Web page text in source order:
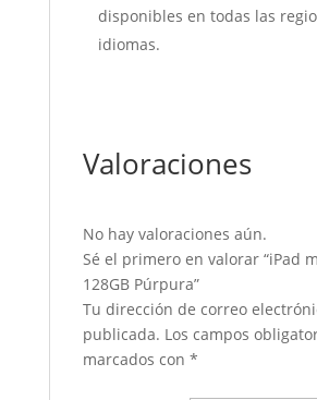
disponibles en todas las
idiomas.
Valoraciones
No hay valoraciones aún.
Sé el primero en valorar “iPad
128GB Púrpura”
Tu dirección de correo
publicada. Los campos
marcados con *